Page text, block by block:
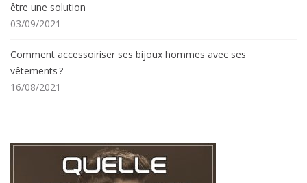
être une solution
03/09/2021
Comment accessoiriser ses bijoux hommes avec ses
vêtements ?
16/08/2021